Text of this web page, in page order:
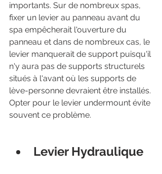
importants. Sur de nombreux spas,
fixer un levier au panneau avant du
spa empêcherait l'ouverture du
panneau et dans de nombreux cas, le
levier manquerait de support puisqu'il
n'y aura pas de supports structurels
situés à l'avant où les supports de
lève-personne devraient être installés.
Opter pour le levier undermount évite
souvent ce problème.
Levier Hydraulique